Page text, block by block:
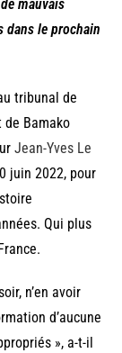
mauvais
dans le prochain
tribunal de
Bamako
Jean-Yves Le
juin 2022, pour
Qui plus
n’en avoir
d’aucune
», a-t-il